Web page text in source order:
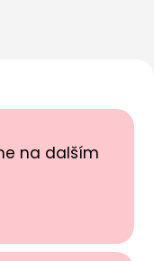
na dalším